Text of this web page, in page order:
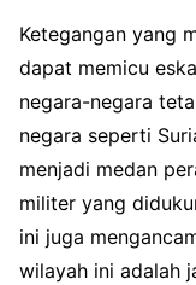
Ketegangan yang
dapat memicu
negara-negara
negara seperti
menjadi medan
militer yang
ini juga
wilayah ini adalah